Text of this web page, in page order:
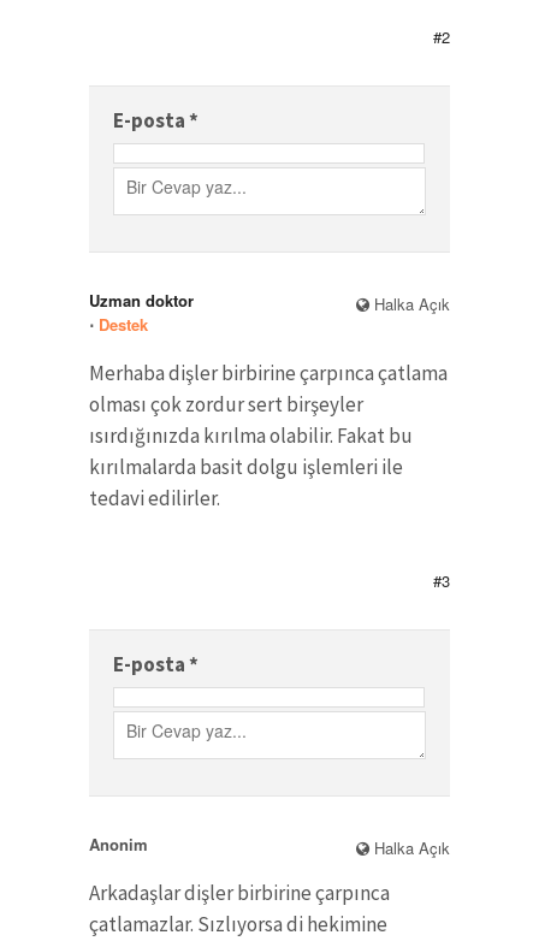
#2
E-posta*
Halka Açık
Uzman doktor
⋅ Destek
Merhaba dişler birbirine çarpınca çatlama
olması çok zordur sert birşeyler
ısırdığınızda kırılma olabilir. Fakat bu
kırılmalarda basit dolgu işlemleri ile
tedavi edilirler.
#3
E-posta*
Halka Açık
Anonim
Arkadaşlar dişler birbirine çarpınca
çatlamazlar. Sızlıyorsa di hekimine